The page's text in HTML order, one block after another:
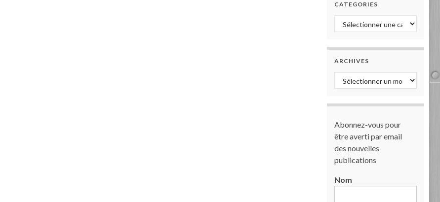
CATEGORIES
Categories
ARCHIVES
Archives
Abonnez-vous pour
être averti par email
des nouvelles
publications
Nom